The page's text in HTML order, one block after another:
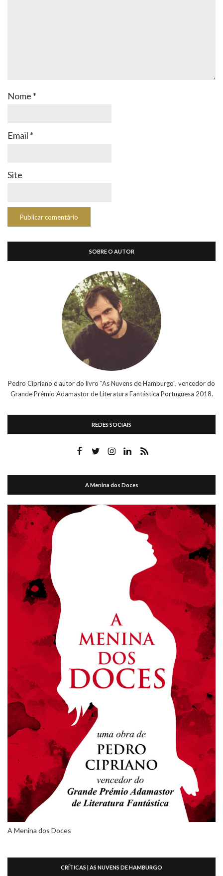
Nome *
Email *
Site
SOBRE O AUTOR
Pedro Cipriano é autor do livro "As Nuvens de Hamburgo", vencedor do
Grande Prémio Adamastor de Literatura Fantástica Portuguesa 2018.
REDES SOCIAIS
A Menina dos Doces
A Menina dos Doces
CRÍTICAS | AS NUVENS DE HAMBURGO